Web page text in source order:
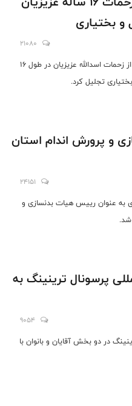
و بختیاری
21080
رییس فدراسیون بدنسازی و پرورش اندام از زحمات اسدالله عزیزیان در طول 16
تجلیل کرد.
و پرورش اندام استان
24151
عنوان رییس هیات بدنسازی و
شد.
پرسونال ترینینگ به
9054
در دو بخش آقایان و بانوان با